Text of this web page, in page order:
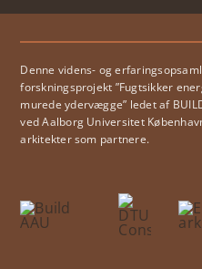
Denne videns- og
forskningsprojekt ”Fugtsikker
murede ydervægge” ledet af
ved Aalborg Universitet
arkitekter som partnere.